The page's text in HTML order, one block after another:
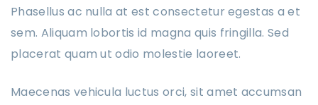
Phasellus ac nulla at est consectetur egestas a et
sem. Aliquam lobortis id magna quis fringilla. Sed
placerat quam ut odio molestie laoreet.
Maecenas vehicula luctus orci, sit amet accumsan